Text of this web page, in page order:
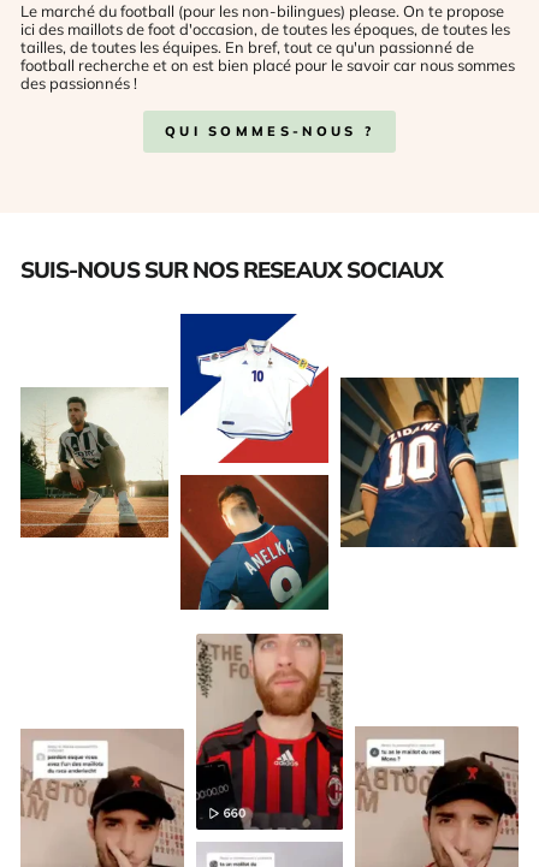
Le marché du football (pour les non-bilingues) please. On te propose
ici des maillots de foot d'occasion, de toutes les époques, de toutes les
tailles, de toutes les équipes. En bref, tout ce qu'un passionné de
football recherche et on est bien placé pour le savoir car nous sommes
des passionnés !
QUI SOMMES-NOUS ?
SUIS-NOUS SUR NOS RESEAUX SOCIAUX